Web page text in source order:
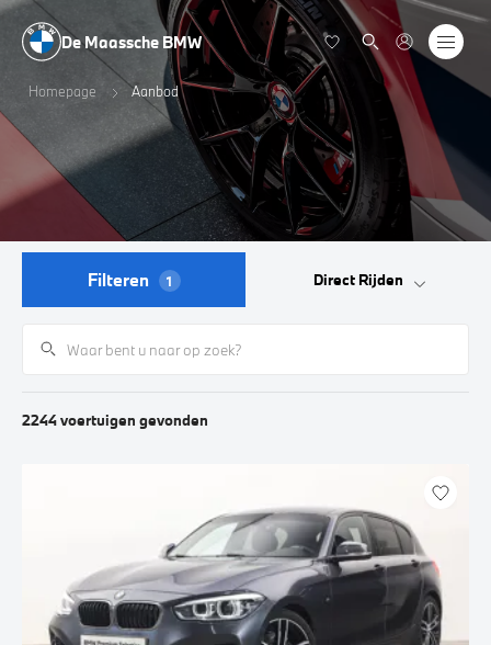
De Maassche BMW
Homepage Aanbod
Filteren 1 Direct Rijden
2244voertuigen gevonden